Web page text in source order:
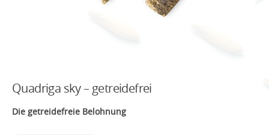
Quadriga sky – getreidefrei
Die getreidefreie Belohnung